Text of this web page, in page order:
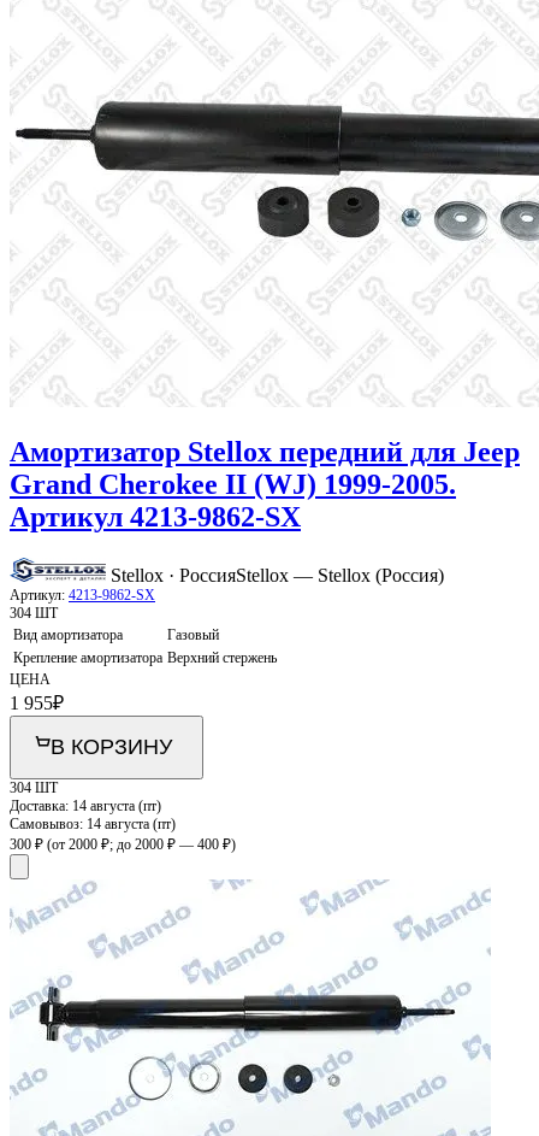
Амортизатор Stellox передний для Jeep
Grand Cherokee II (WJ) 1999-2005.
Артикул 4213-9862-SX
Stellox · РоссияStellox — Stellox (Россия)
Артикул: 4213-9862-SX
304 ШТ
Вид амортизатора
Газовый
Крепление амортизатора Верхний стержень
ЦЕНА
1 955₽
В КОРЗИНУ
304 ШТ
Доставка: 14 августа (пт)
Самовывоз: 14 августа (пт)
300 ₽ (от 2000 ₽; до 2000 ₽ — 400 ₽)